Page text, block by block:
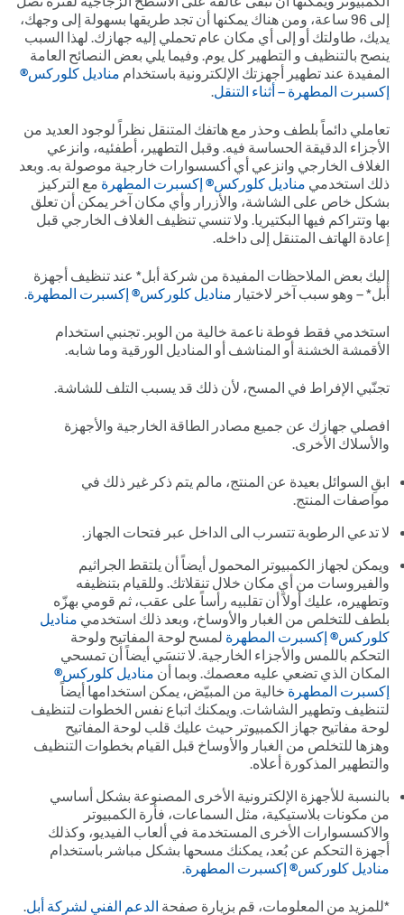
إلى 69 ساعة، ومن هناك يمكنها أن تجد طريقها بسهولة إلى وجهك،
يديك، طاولتك أو إلى أي مكان عام تحملي إليه جهازك. لهذا السبب
ينصح بالتنظيف و التطهير كل يوم. وفيما يلي بعض النصائح العامة
المفيدة عند تطهير أجهزتك الإلكترونية باستخدام مناديل كلوركس®
إكسبرت المطهرة – أثناء التنقل.
تعاملي دائماً بلطف وحذر مع هاتفك المتنقل نظراً لوجود العديد من
الأجزاء الدقيقة الحساسة فيه. وقبل التطهير، أطفئيه، وانزعي
الغلاف الخارجي وانزعي أي أكسسوارات خارجية موصولة به. وبعد
ذلك استخدمي مناديل كلوركس® إكسبرت المطهرة مع التركيز
بشكل خاص على الشاشة، والأزرار وأي مكان آخر يمكن أن تعلق
بها وتتراكم فيها البكتيريا. ولا تنسي تنظيف الغلاف الخارجي قبل
إعادة الهاتف المتنقل إلى داخله.
إليك بعض الملاحظات المفيدة من شركة أبل* عند تنظيف أجهزة
أبل* – وهو سبب آخر لاختيار مناديل كلوركس® إكسبرت المطهرة.
استخدمي فقط فوطة ناعمة خالية من الوبر. تجنبي استخدام
الأقمشة الخشنة أو المناشف أو المناديل الورقية وما شابه.
تجنّبي الإفراط في المسح، لأن ذلك قد يسبب التلف للشاشة.
افصلي جهازك عن جميع مصادر الطاقة الخارجية والأجهزة
والأسلاك الأخرى.
ابقِ السوائل بعيدة عن المنتج، مالم يتم ذكر غير ذلك في
مواصفات المنتج.
لا تدعي الرطوبة تتسرب الى الداخل عبر فتحات الجهاز.
ويمكن لجهاز الكمبيوتر المحمول أيضاً أن يلتقط الجراثيم
والفيروسات من أي مكان خلال تنقلاتك. وللقيام بتنظيفه
وتطهيره، عليك أولاً أن تقلبيه رأساً على عقب، ثم قومي بهزّه
بلطف للتخلص من الغبار والأوساخ، وبعد ذلك استخدمي مناديل
كلوركس® إكسبرت المطهرة لمسح لوحة المفاتيح ولوحة
التحكم باللمس والأجزاء الخارجية. لا تنسَي أيضاً أن تمسحي
المكان الذي تضعي عليه معصمك. وبما أن مناديل كلوركس®
إكسبرت المطهرة خالية من المبيّض، يمكن استخدامها أيضاً
لتنظيف وتطهير الشاشات. ويمكنك اتباع نفس الخطوات لتنظيف
لوحة مفاتيح جهاز الكمبيوتر حيث عليك قلب لوحة المفاتيح
وهزها للتخلص من الغبار والأوساخ قبل القيام بخطوات التنظيف
والتطهير المذكورة أعلاه.
بالنسبة للأجهزة الإلكترونية الأخرى المصنوعة بشكل أساسي
من مكونات بلاستيكية، مثل السماعات، فأرة الكمبيوتر
والاكسسوارات الأخرى المستخدمة في ألعاب الفيديو، وكذلك
أجهزة التحكم عن بُعد، يمكنك مسحها بشكل مباشر باستخدام
مناديل كلوركس® إكسبرت المطهرة.
*للمزيد من المعلومات، قم بزيارة صفحة الدعم الفني لشركة أبل.